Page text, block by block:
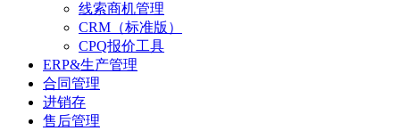
线索商机管理
CRM（标准版）
CPQ报价工具
ERP&生产管理
合同管理
进销存
售后管理